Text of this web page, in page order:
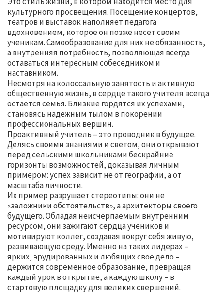
культурного просвещения. Посещение концертов,
театров и выставок наполняет педагога
вдохновением, которое он позже несет своим
ученикам. Самообразование для них не обязанность,
а внутренняя потребность, позволяющая всегда
оставаться интересным собеседником и
наставником.
Несмотря на колоссальную занятость и активную
общественную жизнь, в сердце такого учителя всегда
остается семья. Близкие гордятся их успехами,
становясь надежным тылом в покорении
профессиональных вершин.
Проактивный учитель – это проводник в будущее.
Делясь своими знаниями и светом, они открывают
перед сельскими школьниками бескрайние
горизонты возможностей, доказывая личным
примером: успех зависит не от географии, а от
масштаба личности.
Их пример разрушает стереотипы: они не
«заложники обстоятельств», а архитекторы своего
будущего. Обладая неисчерпаемым внутренним
ресурсом, они зажигают сердца учеников и
мотивируют коллег, создавая вокруг себя живую,
развивающую среду. Именно на таких лидерах –
ярких, эрудированных и любящих своё дело –
держится современное образование, превращая
каждый урок в открытие, а каждую школу – в
стартовую площадку для великих свершений.